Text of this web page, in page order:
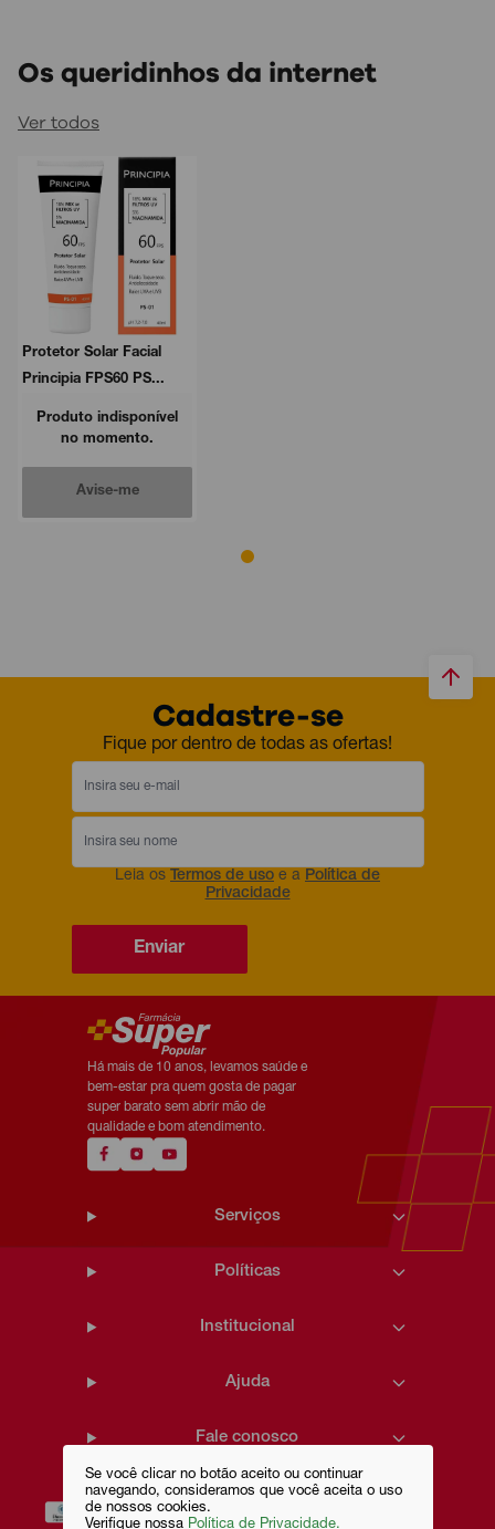
Se você clicar no botão aceito ou continuar
navegando, consideramos que você aceita o uso
de nossos cookies.
Verifique nossa Política de Privacidade.
Os queridinhos da internet
Ver todos
Protetor Solar Facial
Principia FPS60 PS...
Produto indisponível
no momento.
Avise-me
Cadastre-se
Fique por dentro de todas as ofertas!
Leia os Termos de uso e a Política de
Privacidade
Enviar
Há mais de 10 anos, levamos saúde e
bem-estar pra quem gosta de pagar
super barato sem abrir mão de
qualidade e bom atendimento.
Serviços
Políticas
Institucional
Ajuda
Fale conosco